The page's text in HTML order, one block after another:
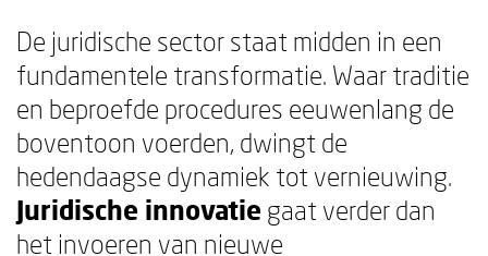
De juridische sector staat midden in een
fundamentele transformatie. Waar traditie
en beproefde procedures eeuwenlang de
boventoon voerden, dwingt de
hedendaagse dynamiek tot vernieuwing.
Juridische innovatie gaat verder dan
het invoeren van nieuwe